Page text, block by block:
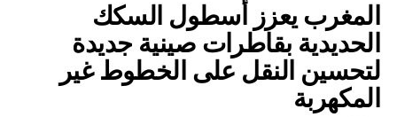
المغرب يعزز أسطول السكك
الحديدية بقاطرات صينية جديدة
لتحسين النقل على الخطوط غير
المكهربة